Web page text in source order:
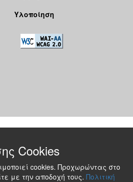
Υλοποίηση
Cookies
cookies. Προχωρώντας στο
με την αποδοχή τους. Πολιτική